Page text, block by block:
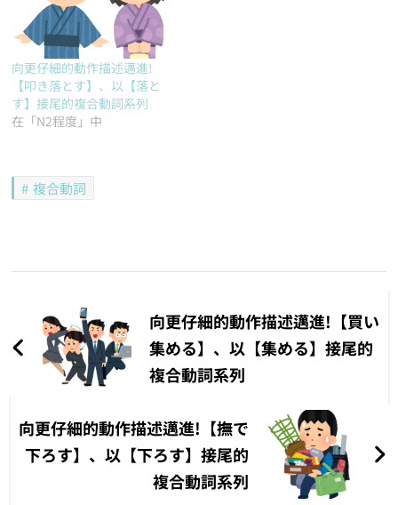
向更仔細的動作描述邁進!
【叩き落とす】、以【落と
す】接尾的複合動詞系列
在「N2程度」中
複合動詞
導
向更仔細的動作描述邁進!【買い
集める】、以【集める】接尾的
複合動詞系列
向更仔細的動作描述邁進!【撫で
下ろす】、以【下ろす】接尾的
複合動詞系列